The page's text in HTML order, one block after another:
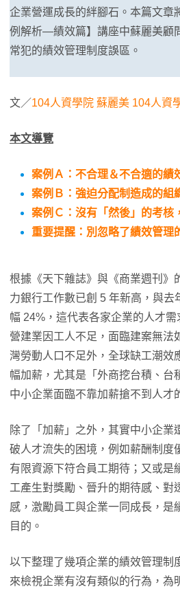
企業營運成長的絆腳石。本篇文章
例解析—績效篇】講座中蘇麗美顧
常犯的績效管理制度誤區。
文／104人資學院 蘇麗美 104人資
本文導覽
案例Ａ：不合理＆不合適的績
案例Ｂ：強迫分配制造成的組
案例Ｃ：沒有「然後」的考核
重要提醒：別忽略了績效管
根據《天下雜誌》與《商業週刊》
力銀行工作數已創 5 年新高，與去
幅 24%，這代表各家企業的人才
營建業因工人不足，面臨建案無法
灣勞動人口不足外，全球缺工潮效
幅加薪，尤其是「外商挖台積、台
中小企業面臨不靠加薪搶不到人才
除了「加薪」之外，其實中小企業
破人才流失的困境，例如薪酬制
有限資源下符合員工期待；又或是
工產生對獎勵、晉升的期待感、對
感，激勵員工與企業一同成長，是
目的。
以下整理了幾項企業的績效管理制
來檢視企業有沒有類似的行為，為